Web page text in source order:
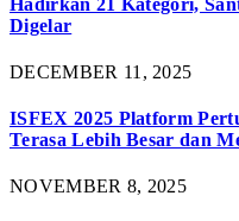
Digelar
DECEMBER 11, 2025
ISFEX 2025 Platform
Terasa Lebih Besar dan
NOVEMBER 8, 2025